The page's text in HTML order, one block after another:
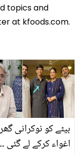
topics and
at kfoods.com.
بیٹے کو نوکرانی
اغواء کرکے